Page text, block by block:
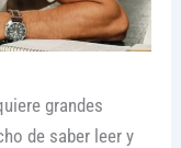
grandes
de saber leer y